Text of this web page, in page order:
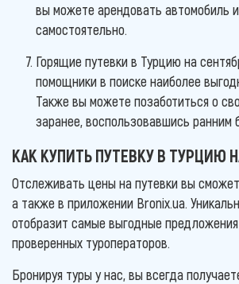
вы можете арендовать автомобиль
самостоятельно.
Горящие путевки в Турцию на
помощники в поиске наиболее
Также вы можете позаботиться о
заранее, воспользовавшись ранним
КАК КУПИТЬ ПУТЕВКУ В ТУРЦИЮ
Отслеживать цены на путевки вы
а также в приложении Bronix.ua.
отобразит самые выгодные
проверенных туроператоров.
Бронируя туры у нас, вы всегда